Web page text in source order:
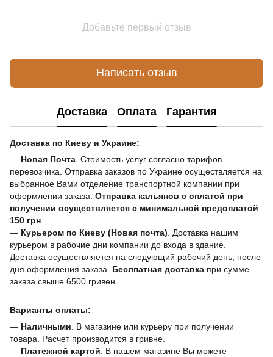
Добавьте первый отзыв
Написать отзыв
Доставка Оплата Гарантия
Доставка по Киеву и Украине:
— Новая Почта . Стоимость услуг согласно тарифов
перевозчика. Отправка заказов по Украине осуществляется на
выбранное Вами отделение транспортной компании при
оформлении заказа. Отправка кальянов с оплатой при
получении осуществляется с минимальной предоплатой
150 грн
— Курьером по Киеву (Новая почта) . Доставка нашим
курьером в рабочие дни компании до входа в здание.
Доставка осуществляется на следующий рабочий день, после
дня оформления заказа. Беслпатная доставка при сумме
заказа свыше 6500 гривен.
Варианты оплаты:
— Наличными . В магазине или курьеру при получении
товара. Расчет производится в гривне.
— Платежной картой . В нашем магазине Вы можете